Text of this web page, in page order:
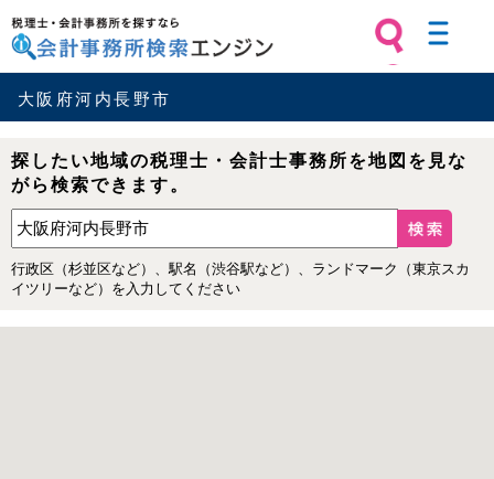
税理士・会計事務所を探すなら 会計
事務所検索エンジン
大阪府河内長野市
探したい地域の税理士・会計士事務所を地図を見な
がら検索できます。
行政区（杉並区など）、駅名（渋谷駅など）、ランドマーク（東京スカ
イツリーなど）を入力してください